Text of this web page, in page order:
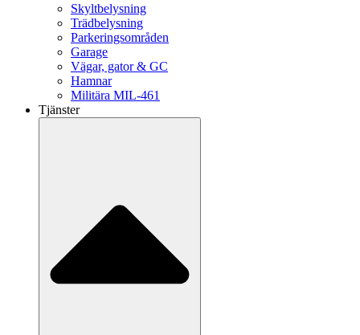
Skyltbelysning
Trädbelysning
Parkeringsområden
Garage
Vägar, gator & GC
Hamnar
Militära MIL-461
Tjänster